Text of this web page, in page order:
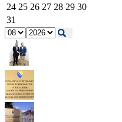
24 25 26 27 28 29 30
31